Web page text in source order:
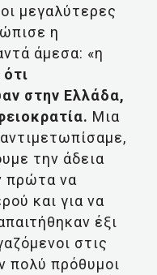
μεγαλύτερες
η
άμεσα: «η
στην Ελλάδα,
Μια
την άδεια
πρώτα να
και για να
έξι
στις
πολύ πρόθυμοι